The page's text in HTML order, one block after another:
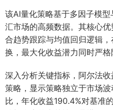
该AI量化策略基于多因子模
汇市场的高频数据。其核心
合趋势跟踪与均值回归逻辑
换，最大化收益潜力同时严格
深入分析关键指标，阿尔法
策略，显示策略独立于市场
比，年化收益190.4%对基准